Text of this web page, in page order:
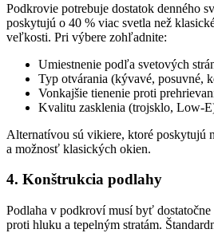
Podkrovie potrebuje dostatok denného
poskytujú o 40 % viac svetla než
veľkosti. Pri výbere zohľadnite:
Umiestnenie podľa svetových
Typ otvárania (kývavé, posuvné,
Vonkajšie tienenie proti
Kvalitu zasklenia (trojsklo, Low-
Alternatívou sú vikiere, ktoré poskytujú
a možnosť klasických okien.
4. Konštrukcia podlahy
Podlaha v podkroví musí byť
proti hluku a tepelným stratám.